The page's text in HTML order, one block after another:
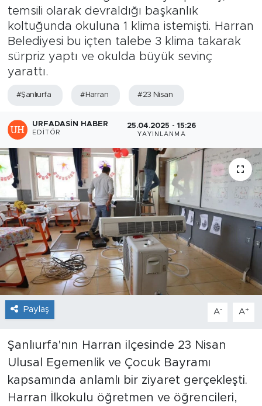
temsili olarak devraldığı başkanlık
koltuğunda okuluna 1 klima istemişti. Harran
Belediyesi bu içten talebe 3 klima takarak
sürpriz yaptı ve okulda büyük sevinç
yarattı.
#Şanlıurfa #Harran #23 Nisan
URFADASIN HABER
EDITÖR
25.04.2025 - 15:26
YAYINLANMA
Paylaş A- A+
Şanlıurfa'nın Harran ilçesinde 23 Nisan
Ulusal Egemenlik ve Çocuk Bayramı
kapsamında anlamlı bir ziyaret gerçekleşti.
Harran İlkokulu öğretmen ve öğrencileri,